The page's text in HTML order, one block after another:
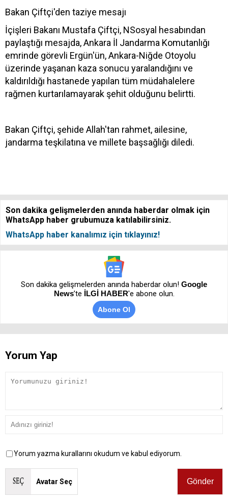
Bakan Çiftçi'den taziye mesajı
İçişleri Bakanı Mustafa Çiftçi, NSosyal hesabından
paylaştığı mesajda, Ankara İl Jandarma Komutanlığı
emrinde görevli Ergün'ün, Ankara-Niğde Otoyolu
üzerinde yaşanan kaza sonucu yaralandığını ve
kaldırıldığı hastanede yapılan tüm müdahalelere
rağmen kurtarılamayarak şehit olduğunu belirtti.
Bakan Çiftçi, şehide Allah'tan rahmet, ailesine,
jandarma teşkilatına ve millete başsağlığı diledi.
Son dakika gelişmelerden anında haberdar olmak için
WhatsApp haber grubumuza katılabilirsiniz.
WhatsApp haber kanalımız için tıklayınız!
Son dakika gelişmelerden anında haberdar olun! Google
News’te İLGİ HABER'e abone olun.
Abone Ol
Yorum Yap
Yorum yazma kurallarını okudum ve kabul ediyorum.
Avatar Seç